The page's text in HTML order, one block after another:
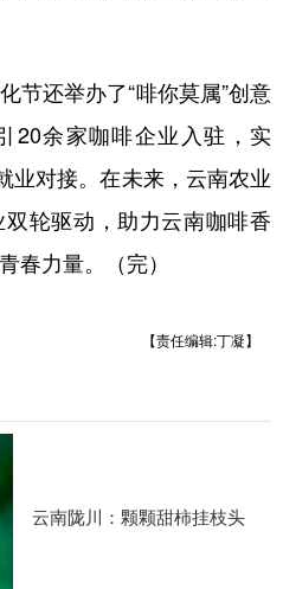
还举办了“啡你莫属”创意
20余家咖啡企业入驻，实
业对接。在未来，云南农业
轮驱动，助力云南咖啡香
春力量。（完）
【责任编辑:丁凝】
云南陇川：颗颗甜柿挂枝头